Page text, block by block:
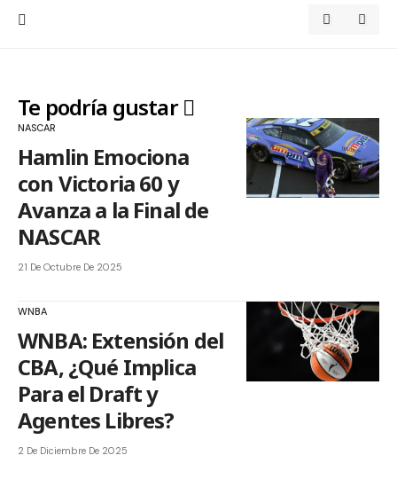
Te podría gustar
NASCAR
Hamlin Emociona
con Victoria 60 y
Avanza a la Final de
NASCAR
21 De Octubre De 2025
WNBA
WNBA: Extensión del
CBA, ¿Qué Implica
Para el Draft y
Agentes Libres?
2 De Diciembre De 2025